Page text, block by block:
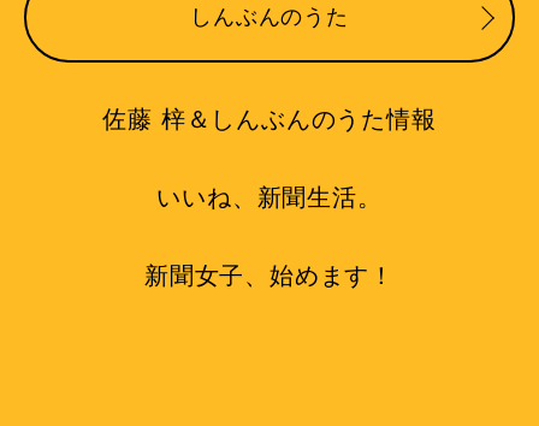
しんぶんのうた
佐藤 梓＆しんぶんのうた情報
いいね、新聞生活。
新聞女子、始めます！